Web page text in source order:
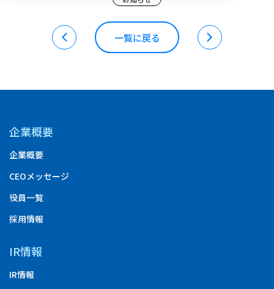
一覧に戻る
企業概要
企業概要
CEOメッセージ
役員一覧
採用情報
IR情報
IR情報